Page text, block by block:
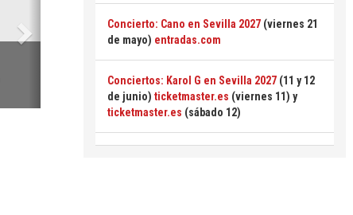
Concierto: Cano en Sevilla 2027 (viernes 21
de mayo) entradas.com
Conciertos: Karol G en Sevilla 2027 (11 y 12
de junio) ticketmaster.es (viernes 11) y
ticketmaster.es (sábado 12)